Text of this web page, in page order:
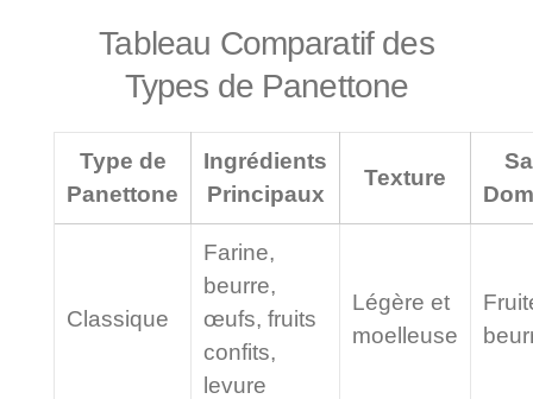
Tableau Comparatif des
Types de Panettone
Type de
Panettone
Ingrédients
Principaux
Texture
Classique
Farine,
beurre,
œufs, fruits
confits,
levure
Légère et
moelleuse